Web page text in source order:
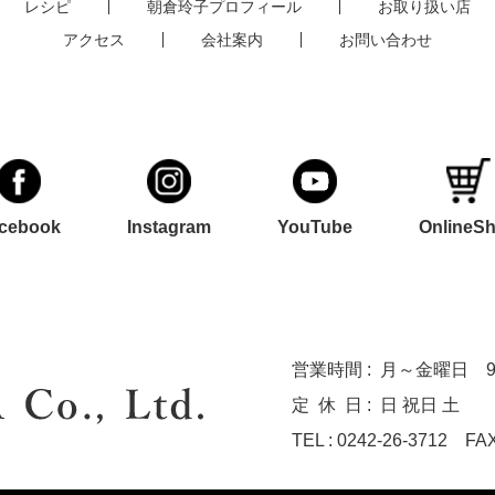
レシピ 朝倉玲子プロフィール
お取り扱い店
アクセス
会社案内 お問い合わせ
Instagram YouTube
営業時間 :
月～金曜日
定休
日 :
日 祝日 土
TEL : 0242-26-3712